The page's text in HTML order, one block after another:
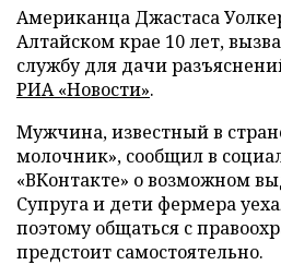
Американца Джастаса
Алтайском крае 10 лет,
службу для дачи
РИА «Новости».
Мужчина, известный в
молочник», сообщил в
«ВКонтакте» о возможном
Супруга и дети фермера
поэтому общаться с
предстоит самостоятельно.